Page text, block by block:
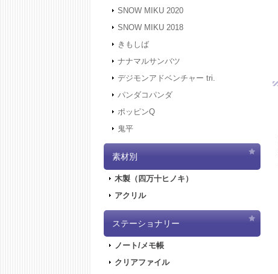
SNOW MIKU 2020
SNOW MIKU 2018
きもしば
ナナマルサンバツ
デジモンアドベンチャー tri.
パンダコパンダ
ポッピンQ
鬼平
素材別
木製（四万十ヒノキ）
アクリル
ステーショナリー
ノート/メモ帳
クリアファイル